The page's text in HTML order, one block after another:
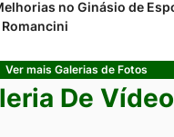
no Ginásio de
Ver mais Galerias de Fotos
De